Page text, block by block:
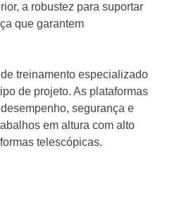
a robustez para suportar
que garantem
treinamento especializado
de projeto. As plataformas
segurança e
em altura com alto
telescópicas.